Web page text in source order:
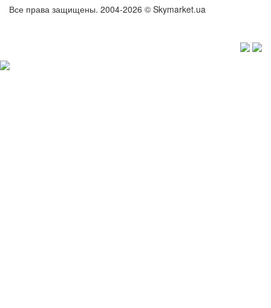
Все права защищены. 2004-2026 © Skymarket.ua